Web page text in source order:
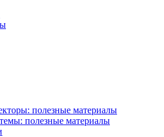
полезные материалы
полезные материалы